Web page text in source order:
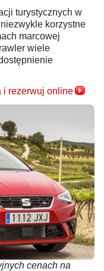
turystycznych w
korzystne
marcowej
wiele
i rezerwuj online
cenach na